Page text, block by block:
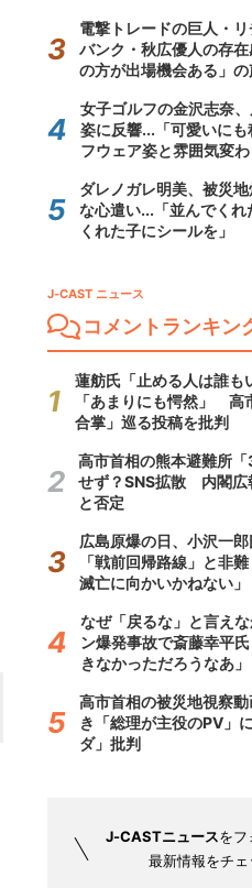
電撃トレードの巨人・
バンク・秋広優人の存
の方が出場機会ある」
女子ゴルフの金沢志奈
姿に反響...「可愛いに
フウェア姿と雰囲気変
ダレノガレ明美、被災
な心遣い...「並んでくれ
くれた子にシールを」
J-CAST ニュース
コメントランキン
蓮舫氏「止める人は誰も
「あまりにも愕然」 高
合掌」巡る投稿を批判
高市首相の熊本避難所
せず？SNS拡散 内閣広
と否定
広島原爆の日、小沢一
「戦前回帰路線」と非
滅亡に向かいかねない」
なぜ「戻るな」と言え
ン爆発事故で斎藤幸平
きなかっただろうなあ」
高市首相の被災地視察
き「総理が主役のPV」
ダ」批判
J-CASTニュースをフ
最新情報をチェ